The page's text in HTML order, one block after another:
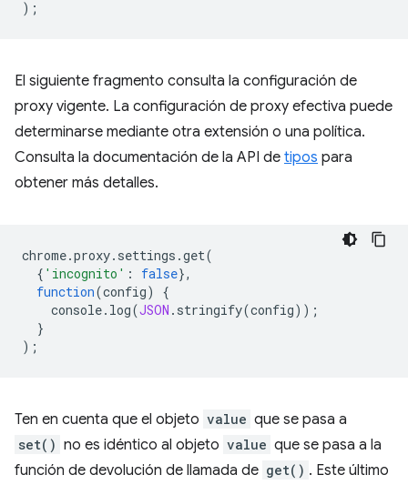
);
El siguiente fragmento consulta la configuración de
proxy vigente. La configuración de proxy efectiva puede
determinarse mediante otra extensión o una política.
Consulta la documentación de la API de tipos para
obtener más detalles.
chrome.proxy. settings .get(
{ 'incognito' : false},
function(config)
{
console. log(JSON . stringify(config));
}
);
Ten en cuenta que el objeto value que se pasa a
set() no es idéntico al objeto value que se pasa a la
función de devolución de llamada de get() . Este último